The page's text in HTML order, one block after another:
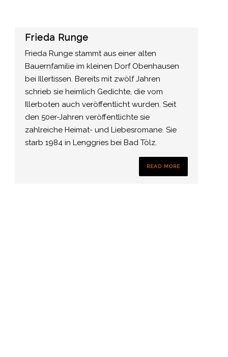
Frieda Runge
Frieda Runge stammt aus einer alten
Bauernfamilie im kleinen Dorf Obenhausen
bei Illertissen. Bereits mit zwölf Jahren
schrieb sie heimlich Gedichte, die vom
Illerboten auch veröffentlicht wurden. Seit
den 50er-Jahren veröffentlichte sie
zahlreiche Heimat- und Liebesromane. Sie
starb 1984 in Lenggries bei Bad Tölz.
READ MORE